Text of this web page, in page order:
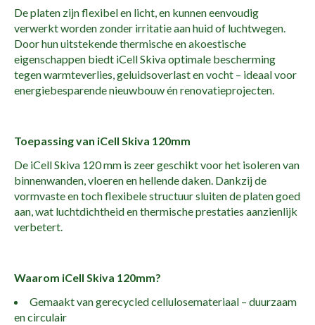
De platen zijn flexibel en licht, en kunnen eenvoudig
verwerkt worden zonder irritatie aan huid of luchtwegen.
Door hun uitstekende thermische en akoestische
eigenschappen biedt iCell Skiva optimale bescherming
tegen warmteverlies, geluidsoverlast en vocht – ideaal voor
energiebesparende nieuwbouw én renovatieprojecten.
Toepassing van iCell Skiva 120mm
De iCell Skiva 120 mm is zeer geschikt voor het isoleren van
binnenwanden, vloeren en hellende daken. Dankzij de
vormvaste en toch flexibele structuur sluiten de platen goed
aan, wat luchtdichtheid en thermische prestaties aanzienlijk
verbetert.
Waarom iCell Skiva 120mm?
Gemaakt van gerecycled cellulosemateriaal – duurzaam
en circulair